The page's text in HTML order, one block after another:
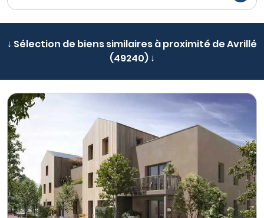
↓ Sélection de biens similaires à proximité de Avrillé
(49240) ↓